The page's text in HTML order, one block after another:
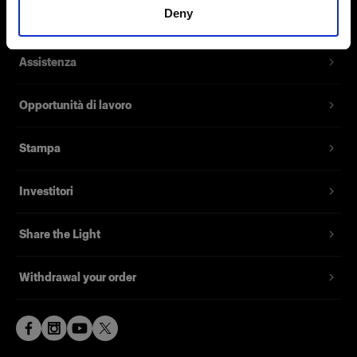
Deny
Assistenza
Opportunità di lavoro
Stampa
Investitori
Share the Light
Withdrawal your order